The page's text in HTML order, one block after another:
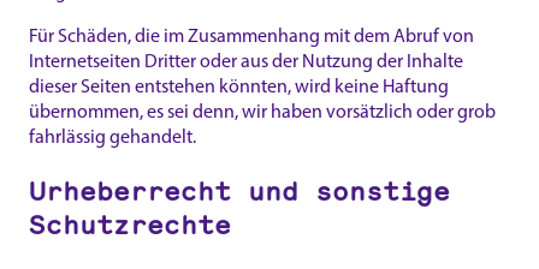
Für Schäden, die im Zusammenhang mit dem Abruf von
Internetseiten Dritter oder aus der Nutzung der Inhalte
dieser Seiten entstehen könnten, wird keine Haftung
übernommen, es sei denn, wir haben vorsätzlich oder grob
fahrlässig gehandelt.
Urheberrecht und sonstige
Schutzrechte